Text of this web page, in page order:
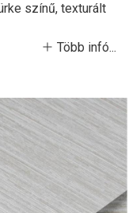
színű, texturált
Több infó...